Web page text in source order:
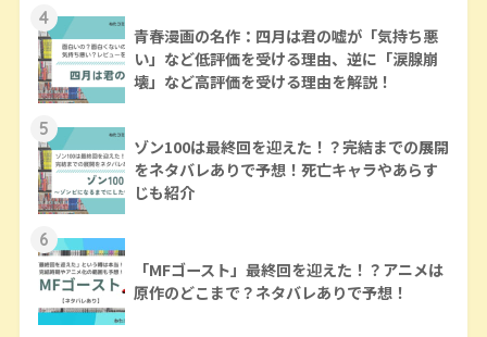
4
青春漫画の名作：四月は君の嘘が「気持ち悪
い」など低評価を受ける理由、逆に「涙腺崩
壊」など高評価を受ける理由を解説！
5
ゾン100は最終回を迎えた！？完結までの展開
をネタバレありで予想！死亡キャラやあらす
じも紹介
6
「MFゴースト」最終回を迎えた！？アニメは
原作のどこまで？ネタバレありで予想！